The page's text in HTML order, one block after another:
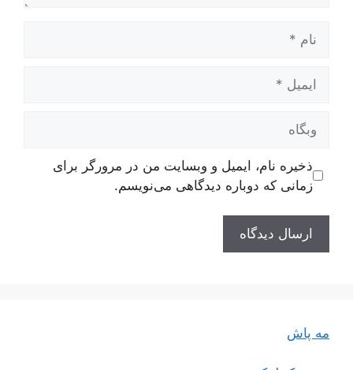
وبگاه
ذخیره نام، ایمیل و وبسایت من در مرورگر برای
زمانی که دوباره دیدگاهی می‌نویسم.
مه پاش